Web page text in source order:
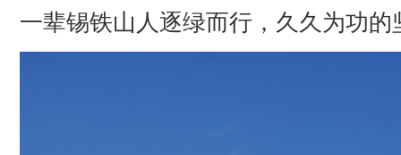
一辈锡铁山人逐绿而行，久久为功的